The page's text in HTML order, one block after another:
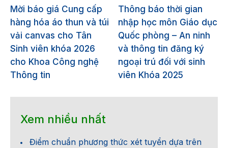
Mời báo giá Cung cấp
hàng hóa áo thun và túi
vải canvas cho Tân
Sinh viên khóa 2026
cho Khoa Công nghệ
Thông tin
Thông báo thời gian
nhập học môn Giáo dục
Quốc phòng – An ninh
và thông tin đăng ký
ngoại trú đối với sinh
viên Khóa 2025
Xem nhiều nhất
Điểm chuẩn phương thức xét tuyển dựa trên